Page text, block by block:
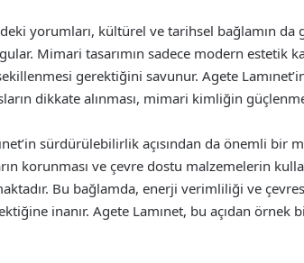
yorumları, kültürel ve tarihsel bağlamın da
Mimari tasarımın sadece modern estetik
gerektiğini savunur. Agete
dikkate alınması, mimari kimliğin
sürdürülebilirlik açısından da önemli bir
korunması ve çevre dostu malzemelerin
Bu bağlamda, enerji verimliliği ve
inanır. Agete Lamınet, bu açıdan örnek